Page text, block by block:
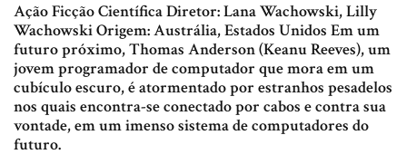
Ação Ficção Científica Diretor: Lana Wachowski, Lilly
Wachowski Origem: Austrália, Estados Unidos Em um
futuro próximo, Thomas Anderson (Keanu Reeves), um
jovem programador de computador que mora em um
cubículo escuro, é atormentado por estranhos pesadelos
nos quais encontra-se conectado por cabos e contra sua
vontade, em um imenso sistema de computadores do
futuro.